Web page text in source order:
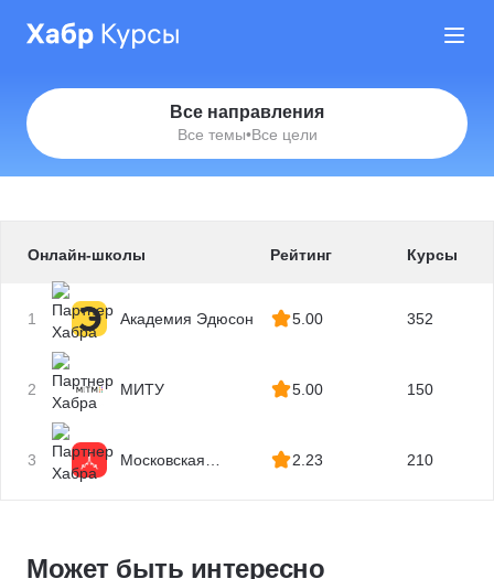
Все направления
Все темы•Все цели
Онлайн-школы Рейтинг Курсы
1 Академия Эдюсон 5.00 352
2 МИТУ 5.00 150
3
Московская
2.23 210
Может быть интересно